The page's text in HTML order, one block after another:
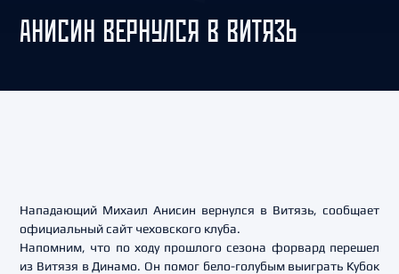
АНИСИН ВЕРНУЛСЯ В ВИТЯЗЬ
Нападающий Михаил Анисин вернулся в Витязь, сообщает
официальный сайт чеховского клуба.
Напомним, что по ходу прошлого сезона форвард перешел
из Витязя в Динамо. Он помог бело-голубым выиграть Кубок